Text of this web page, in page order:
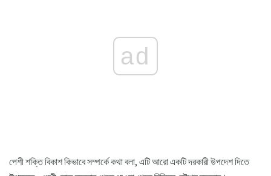
ad
পেশী শক্তি বিকাশ কিভাবে সম্পর্কে কথা বলা, এটি আরো একটি দরকারী উপদেশ দিতে